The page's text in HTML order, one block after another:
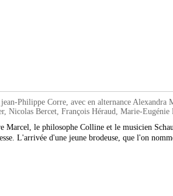
Philippe Corre, avec en alternance
Nicolas Bercet, François Héraud, Marie-Eugénie
Marcel, le philosophe Colline et le musicien
L'arrivée d'une jeune brodeuse, que l'on